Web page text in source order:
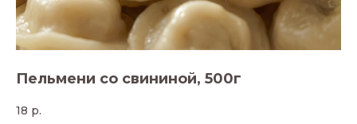
Пельмени со свининой, 500г
18 р.